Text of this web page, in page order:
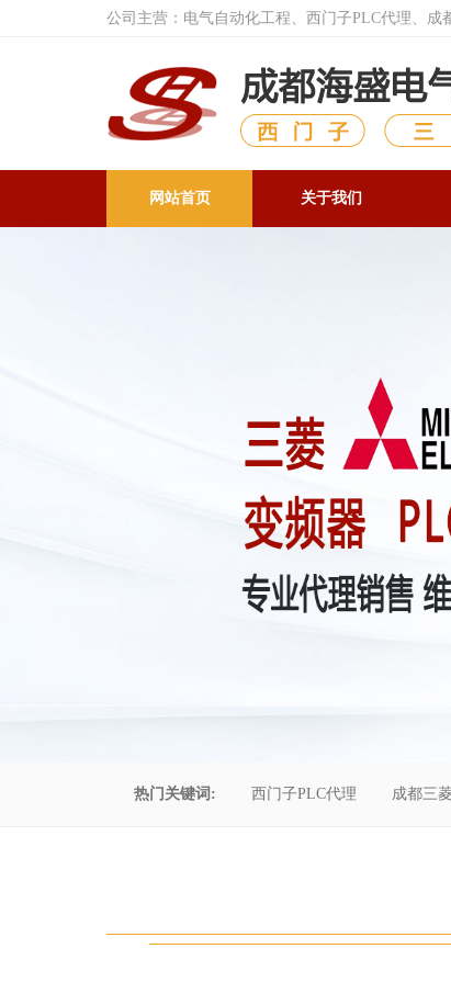
公司主营：电气自动化工程、西门子PLC代理、
网站首页 关于我们
热门关键词: 西门子PLC代理 成都三